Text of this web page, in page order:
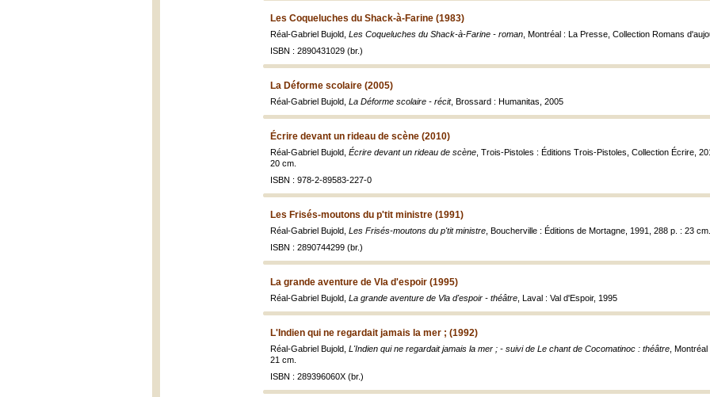
Les Coqueluches du Shack-à-Farine (1983)
Réal-Gabriel Bujold, Les Coqueluches du Shack-à-Farine - roman , Montréal : La Presse, Collection Romans
ISBN : 2890431029 (br.)
La Déforme scolaire (2005)
Réal-Gabriel Bujold, La Déforme scolaire - récit, Brossard : Humanitas, 2005
Écrire devant un rideau de scène (2010)
Réal-Gabriel Bujold, Écrire devant un rideau de scène , Trois-Pistoles : Éditions Trois-Pistoles, Collection Écrire,
20 cm.
ISBN : 978-2-89583-227-0
Les Frisés-moutons du p'tit ministre (1991)
Réal-Gabriel Bujold, Les Frisés-moutons du p'tit ministre , Boucherville : Éditions de Mortagne, 1991, 288 p. : 23 cm.
ISBN : 2890744299 (br.)
La grande aventure de Vla d'espoir (1995)
Réal-Gabriel Bujold, La grande aventure de Vla d'espoir - théâtre , Laval : Val d'Espoir, 1995
L'Indien qui ne regardait jamais la mer ; (1992)
Réal-Gabriel Bujold, L'Indien qui ne regardait jamais la mer ; - suivi de Le chant de Cocomatinoc : théâtre ,
21 cm.
ISBN : 289396060X (br.)